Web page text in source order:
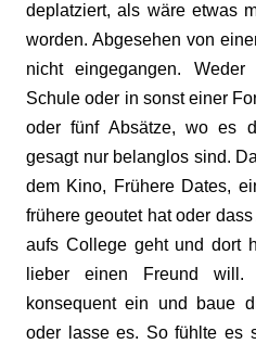
deplatziert, als wäre etwas
worden. Abgesehen von
nicht eingegangen.
Schule oder in sonst einer
oder fünf Absätze, wo es
gesagt nur belanglos sind.
dem Kino, Frühere Dates,
frühere geoutet hat oder
aufs College geht und dort
lieber einen Freund
konsequent ein und baue
oder lasse es. So fühlte es